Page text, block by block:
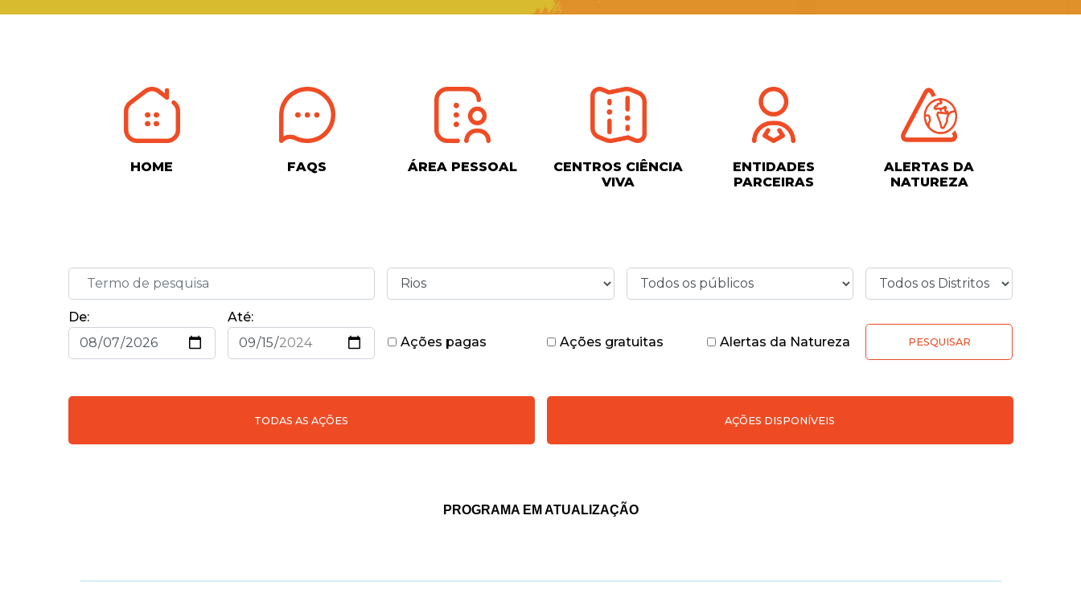
HOME FAQS ÁREA PESSOAL
CENTROS CIÊNCIA
VIVA
ENTIDADES
PARCEIRAS
ALERTAS DA
NATUREZA
De:
Até:
Ações pagas
Ações gratuitas Alertas da Natureza PESQUISAR
TODAS AS AÇÕES AÇÕES DISPONÍVEIS
PROGRAMA EM ATUALIZAÇÃO